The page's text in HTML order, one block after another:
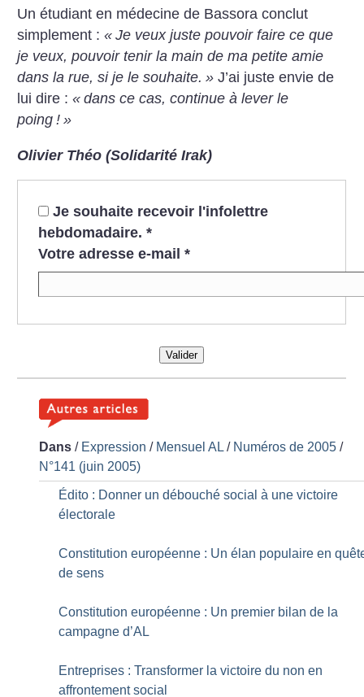
Un étudiant en médecine de Bassora conclut
simplement :« Je veux juste pouvoir faire ce que
je veux, pouvoir tenir la main de ma petite amie
dans la rue, si je le souhaite. » J’ai juste envie de
lui dire :« dans ce cas, continue à lever le
poing ! »
Olivier Théo (Solidarité Irak)
Je souhaite recevoir l'infolettre
hebdomadaire. *
Votre adresse e-mail *
Valider
Dans / Expression / Mensuel AL/ Numéros de 2005 /
N°141 (juin 2005)
Édito : Donner un débouché social à une victoire
électorale
Constitution européenne : Un élan populaire en
de sens
Constitution européenne : Un premier bilan de la
campagne d’AL
Entreprises : Transformer la victoire du non en
affrontement social